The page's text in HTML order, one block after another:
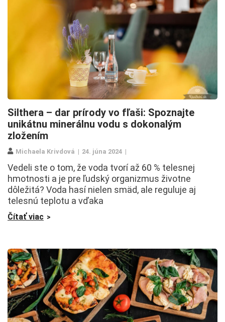
Silthera – dar prírody vo fľaši: Spoznajte
unikátnu minerálnu vodu s dokonalým
zložením
Michaela Krivdová 24. júna 2024
Vedeli ste o tom, že voda tvorí až 60 % telesnej
hmotnosti a je pre ľudský organizmus životne
dôležitá? Voda hasí nielen smäd, ale reguluje aj
telesnú teplotu a vďaka
Čítať viac